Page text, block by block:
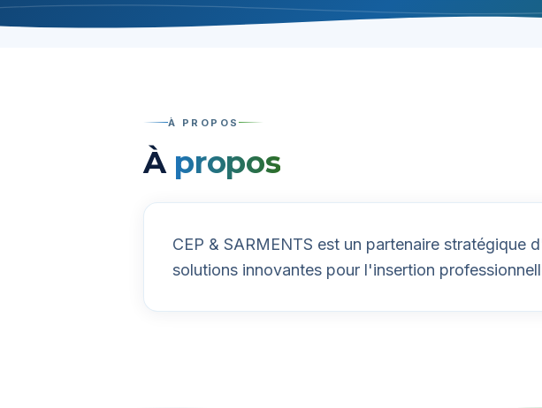
À PROPOS
À propos
CEP & SARMENTS est un partenaire
solutions innovantes pour l'insertion